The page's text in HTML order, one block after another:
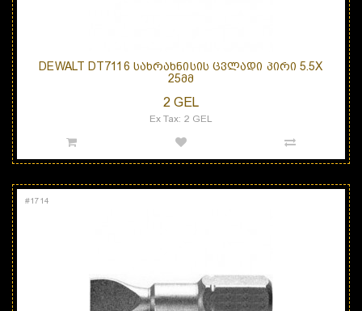
DEWALT DT7116 ᲡᲐᲮᲠᲐᲮᲜᲘᲡᲘᲡ ᲪᲕᲚᲐᲓᲘ ᲞᲘᲠᲘ 5.5X
25ᲛᲛ
2 GEL
Ex Tax: 2 GEL
#1714